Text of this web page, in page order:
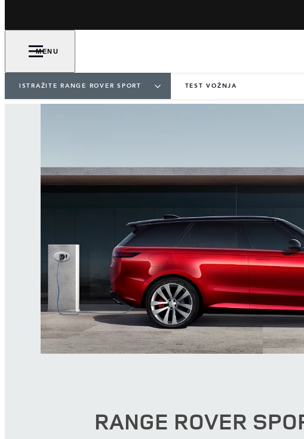
MENU
ISTRAŽITE RANGE ROVER SPORT TEST VOŽNJA
RANGE ROVER